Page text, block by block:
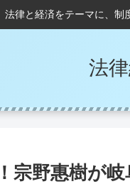
法律と経済をテーマに、制
法
宗野惠樹が